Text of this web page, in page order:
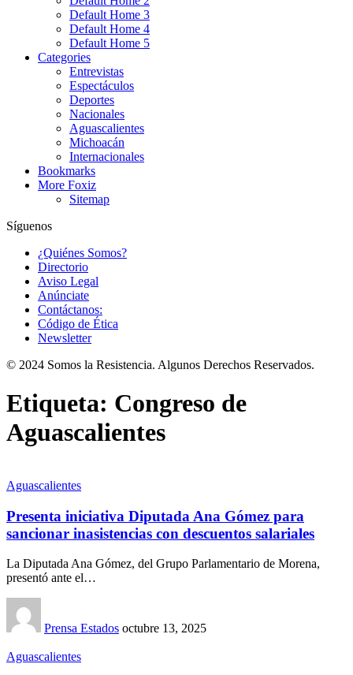
Default Home 3
Default Home 4
Default Home 5
Categories
Entrevistas
Espectáculos
Deportes
Nacionales
Aguascalientes
Michoacán
Internacionales
Bookmarks
More Foxiz
Sitemap
Síguenos
¿Quiénes Somos?
Directorio
Aviso Legal
Anúnciate
Contáctanos:
Código de Ética
Newsletter
© 2024 Somos la Resistencia. Algunos Derechos Reservados.
Etiqueta: Congreso de
Aguascalientes
Aguascalientes
Presenta iniciativa Diputada Ana Gómez para
sancionar inasistencias con descuentos salariales
La Diputada Ana Gómez, del Grupo Parlamentario de Morena,
presentó ante el…
Prensa Estados octubre 13, 2025
Aguascalientes